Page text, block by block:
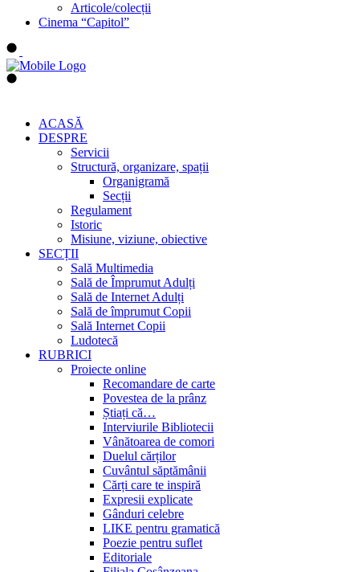
Articole/colecții
Cinema “Capitol”
ACASĂ
DESPRE
Servicii
Structură, organizare, spații
Organigramă
Secții
Regulament
Istoric
Misiune, viziune, obiective
SECȚII
Sală Multimedia
Sală de Împrumut Adulți
Sală de Internet Adulți
Sală de împrumut Copii
Sală Internet Copii
Ludotecă
RUBRICI
Proiecte online
Recomandare de carte
Povestea de la prânz
Știați că…
Interviurile Bibliotecii
Vânătoarea de comori
Duelul cărților
Cuvântul săptămânii
Cărți care te inspiră
Expresii explicate
Gânduri celebre
LIKE pentru gramatică
Poezie pentru suflet
Editoriale